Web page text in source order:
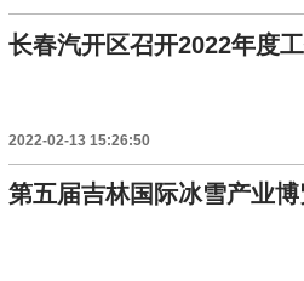
长春汽开区召开2022年度
2022-02-13 15:26:50
第五届吉林国际冰雪产业